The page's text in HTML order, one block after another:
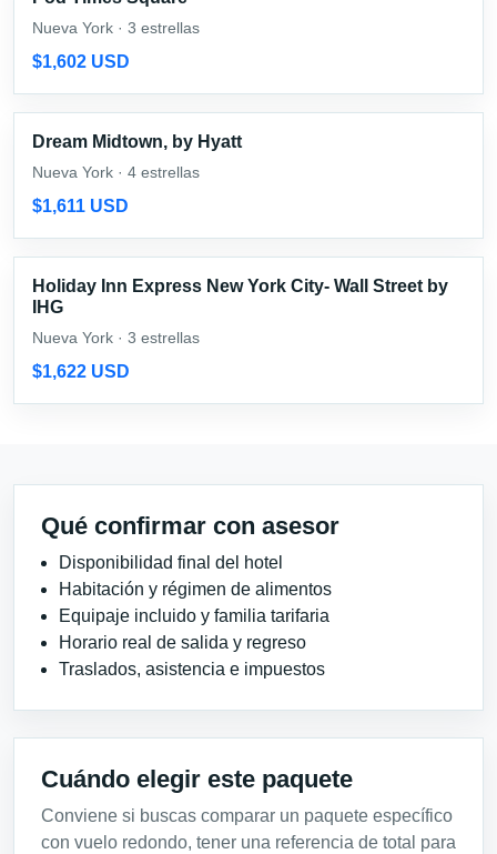
Nueva York · 3 estrellas
$1,602 USD
Dream Midtown, by Hyatt
Nueva York · 4 estrellas
$1,611 USD
Holiday Inn Express New York City- Wall Street by
IHG
Nueva York · 3 estrellas
$1,622 USD
Qué confirmar con asesor
Disponibilidad final del hotel
Habitación y régimen de alimentos
Equipaje incluido y familia tarifaria
Horario real de salida y regreso
Traslados, asistencia e impuestos
Cuándo elegir este paquete
Conviene si buscas comparar un paquete específico
con vuelo redondo, tener una referencia de total para